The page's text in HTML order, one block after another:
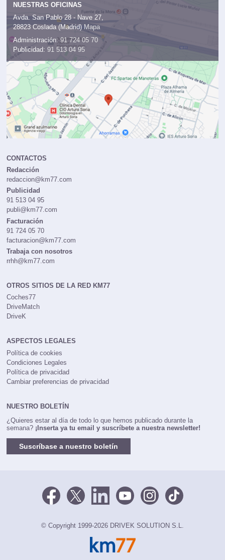
NUESTRAS OFICINAS
Avda. San Pablo 28 - Nave 27,
28823 Coslada (Madrid) Mapa
Administración: 91 724 05 70
Publicidad: 91 513 04 95
CONTACTOS
Redacción
redaccion@km77.com
Publicidad
91 513 04 95
publi@km77.com
Facturación
91 724 05 70
facturacion@km77.com
Trabaja con nosotros
rrhh@km77.com
OTROS SITIOS DE LA RED KM77
Coches77
DriveMatch
DriveK
ASPECTOS LEGALES
Política de cookies
Condiciones Legales
Política de privacidad
Cambiar preferencias de privacidad
NUESTRO BOLETÍN
¿Quieres estar al día de todo lo que hemos publicado durante la
semana? ¡Inserta ya tu email y suscríbete a nuestra newsletter!
Suscríbase a nuestro boletín
© Copyright 1999-2026 DRIVEK SOLUTION S.L.